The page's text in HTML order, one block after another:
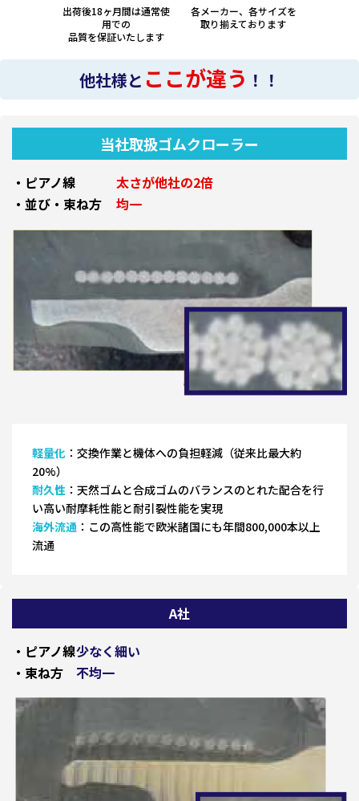
出荷後18ヶ月間は通常使
用での
品質を保証いたします
各メーカー、各サイズを
取り揃えております
他社様と ここが違う ！！
当社取扱ゴムクローラー
・ピアノ線
太さが他社の2倍
・並び・束ね方
均一
軽量化 ：交換作業と機体への負担軽減（従来比最大約
20%）
耐久性 ：天然ゴムと合成ゴムのバランスのとれた配合を行
い高い耐摩耗性能と耐引裂性能を実現
海外流通 ：この高性能で欧米諸国にも年間800,000本以上
流通
A社
・ピアノ線少なく細い
・束ね方
不均一